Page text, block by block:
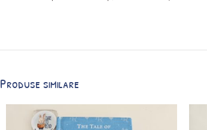
Produse similare